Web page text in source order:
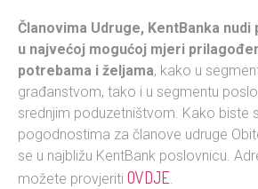
Članovima Udruge, KentBanka
u najvećoj mogućoj mjeri
potrebama i željama, kako u
građanstvom, tako i u segmentu
srednjim poduzetništvom. Kako biste
pogodnostima za članove udruge
se u najbližu KentBank poslovnicu.
možete provjeriti OVDJE.